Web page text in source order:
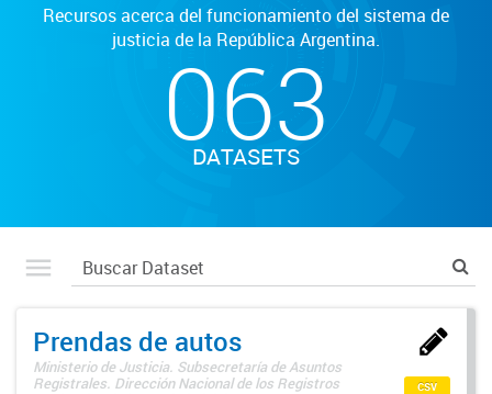
Recursos acerca del funcionamiento del sistema de
justicia de la República Argentina.
063
DATASETS
Prendas de autos
Ministerio de Justicia. Subsecretaría de Asuntos
Registrales. Dirección Nacional de los Registros
csv